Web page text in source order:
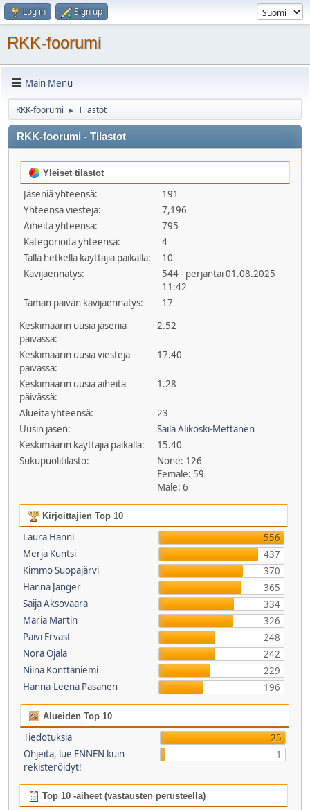
Log in Sign up
RKK-foorumi
Main Menu
RKK-foorumi ► Tilastot
RKK-foorumi - Tilastot
Yleiset tilastot
Jäseniä yhteensä:
191
Yhteensä viestejä:
7,196
Aiheita yhteensä:
795
Kategorioita yhteensä:
4
Tällä hetkellä käyttäjiä paikalla:
10
Kävijäennätys:
544 - perjantai 01.08.2025
11:42
Tämän päivän kävijäennätys:
17
Keskimäärin uusia jäseniä
päivässä:
2.52
Keskimäärin uusia viestejä
päivässä:
17.40
Keskimäärin uusia aiheita
päivässä:
1.28
Alueita yhteensä:
23
Uusin jäsen:
Saila Alikoski-Mettänen
Keskimäärin käyttäjiä paikalla:
15.40
Sukupuolitilasto:
None: 126
Female: 59
Male: 6
Kirjoittajien Top 10
Laura Hanni
556
Merja Kuntsi
437
Kimmo Suopajärvi
370
Hanna Janger
365
Saija Aksovaara
334
Maria Martin
326
Päivi Ervast
248
Nora Ojala
242
Niina Konttaniemi
229
Hanna-Leena Pasanen
196
Alueiden Top 10
Tiedotuksia
25
Ohjeita, lue ENNEN kuin
rekisteröidyt!
1
Top 10 -aiheet (vastausten perusteella)